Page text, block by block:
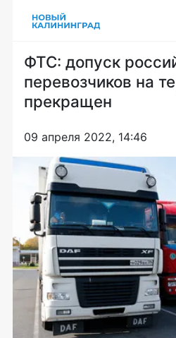
ФТС: допуск
перевозчиков на
прекращен
09 апреля 2022, 14:46